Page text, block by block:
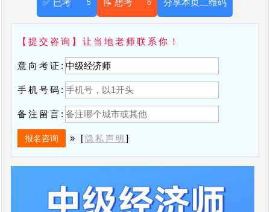
5
✅ 已考 6
📝 想考 分享本页二维码
【提交咨询】让当地老师联系你！
意向考证:
手机号码:
备注留言:
» [隐私声明]